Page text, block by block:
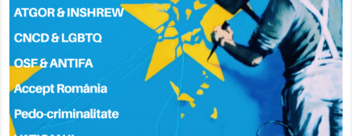
Victor Grigor – Poetul-Duelist Incorect Politic